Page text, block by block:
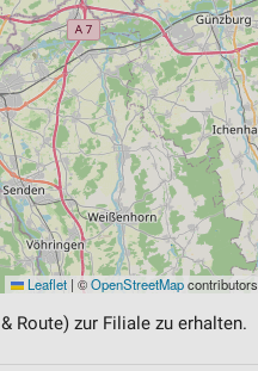
Leaflet | ©OpenStreetMapcontributors
Route) zur Filiale zu erhalten.